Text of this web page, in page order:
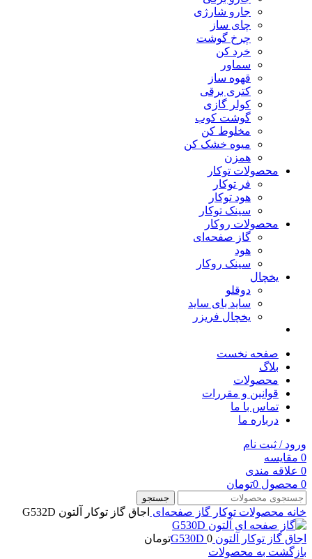
جارو شارژی
چای ساز
چرخ گوشت
خرد کن
سماور
قهوه ساز
کتری برقی
کولر گازی
گوشت کوب
مخلوط کن
میوه خشک کن
همزن
محصولات توکار
فر توکار
هود توکار
سینک توکار
محصولات روکار
گاز صفحه‌ای
هود
سینک روکار
یخچال
دوقلو
ساید بای ساید
یخچال فریزر
صفحه نخست
بلاگ
محصولات
قوانین و مقررات
تماس با ما
درباره ما
ورود / ثبت نام
0 مقایسه
0 علاقه مندی
0 محصول 0تومان
جستجو
خانه محصولات توکار گاز صفحه‌ای اجاق گاز توکار آلتون G532D
اجاق گاز توکار آلتون G530D 0
تومان
بازگشت به محصولات